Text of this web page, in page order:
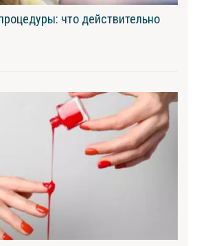
что действительно